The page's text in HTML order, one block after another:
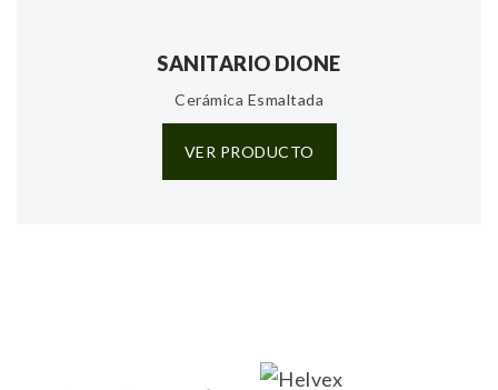
SANITARIO DIONE
Cerámica Esmaltada
VER PRODUCTO